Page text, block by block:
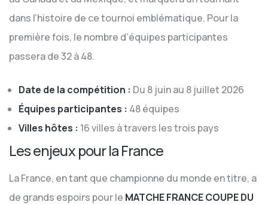
dans l’histoire de ce tournoi emblématique. Pour la
première fois, le nombre d’équipes participantes
passera de 32 à 48.
Date de la compétition : Du 8 juin au 8 juillet 2026
Équipes participantes : 48 équipes
Villes hôtes : 16 villes à travers les trois pays
Les enjeux pour la France
La France, en tant que championne du monde en titre, a
de grands espoirs pour le MATCHE FRANCE COUPE DU